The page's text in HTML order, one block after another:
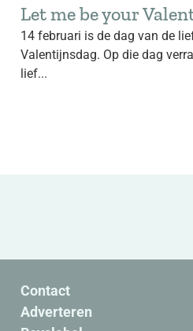
Let me be your
14 februari is de dag van de
Valentijnsdag. Op die dag
lief...
Contact
Adverteren